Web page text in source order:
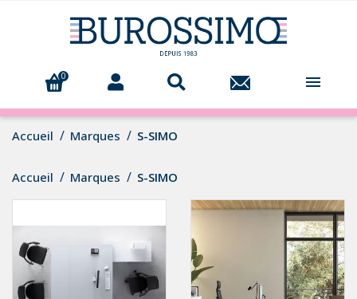
0 
Accueil Marques S-SIMO
Accueil Marques S-SIMO